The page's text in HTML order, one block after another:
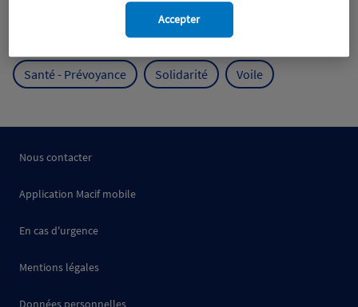
Protection des océans Prévention
Santé - Prévoyance Solidarité Voile
Nous contacter
Application Macif mobile
En cas d'urgence
Mentions légales
Données personnelles
Accepter